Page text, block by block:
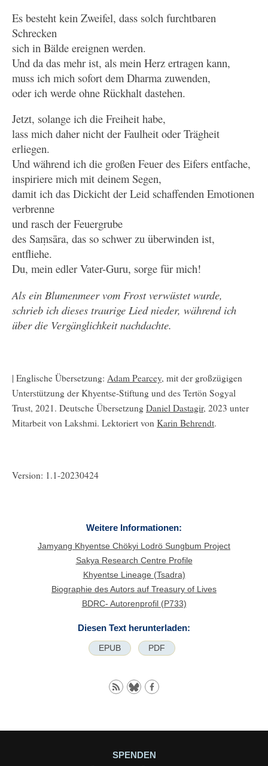
Es besteht kein Zweifel, dass solch furchtbaren
Schrecken
sich in Bälde ereignen werden.
Und da das mehr ist, als mein Herz ertragen kann,
muss ich mich sofort dem Dharma zuwenden,
oder ich werde ohne Rückhalt dastehen.
Jetzt, solange ich die Freiheit habe,
lass mich daher nicht der Faulheit oder Trägheit
erliegen.
Und während ich die großen Feuer des Eifers entfache,
inspiriere mich mit deinem Segen,
damit ich das Dickicht der Leid schaffenden Emotionen
verbrenne
und rasch der Feuergrube
des Saṃsāra, das so schwer zu überwinden ist,
entfliehe.
Du, mein edler Vater-Guru, sorge für mich!
Als ein Blumenmeer vom Frost verwüstet wurde,
schrieb ich dieses traurige Lied nieder, während ich
über die Vergänglichkeit nachdachte.
| Englische Übersetzung: Adam Pearcey, mit der großzügigen
Unterstützung der Khyentse-Stiftung und des Tertön Sogyal
Trust, 2021. Deutsche Übersetzung Daniel Dastagir, 2023 unter
Mitarbeit von Lakshmi. Lektoriert von Karin Behrendt.
Version: 1.1-20230424
Weitere Informationen:
Jamyang Khyentse Chökyi Lodrö Sungbum Project
Sakya Research Centre Profile
Khyentse Lineage (Tsadra)
Biographie des Autors auf Treasury of Lives
BDRC- Autorenprofil (P733)
Diesen Text herunterladen:
EPUB PDF
SPENDEN